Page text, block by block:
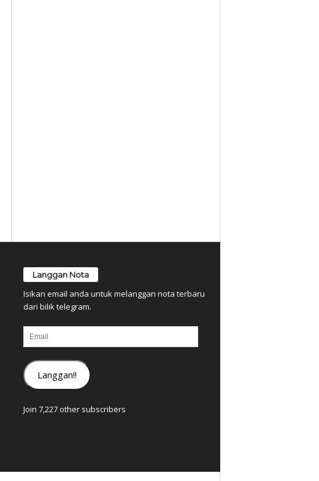
Langgan Nota
Isikan email anda untuk melanggan nota terbaru
dari bilik telegram.
Email
Langgan!!
Join 7,227 other subscribers